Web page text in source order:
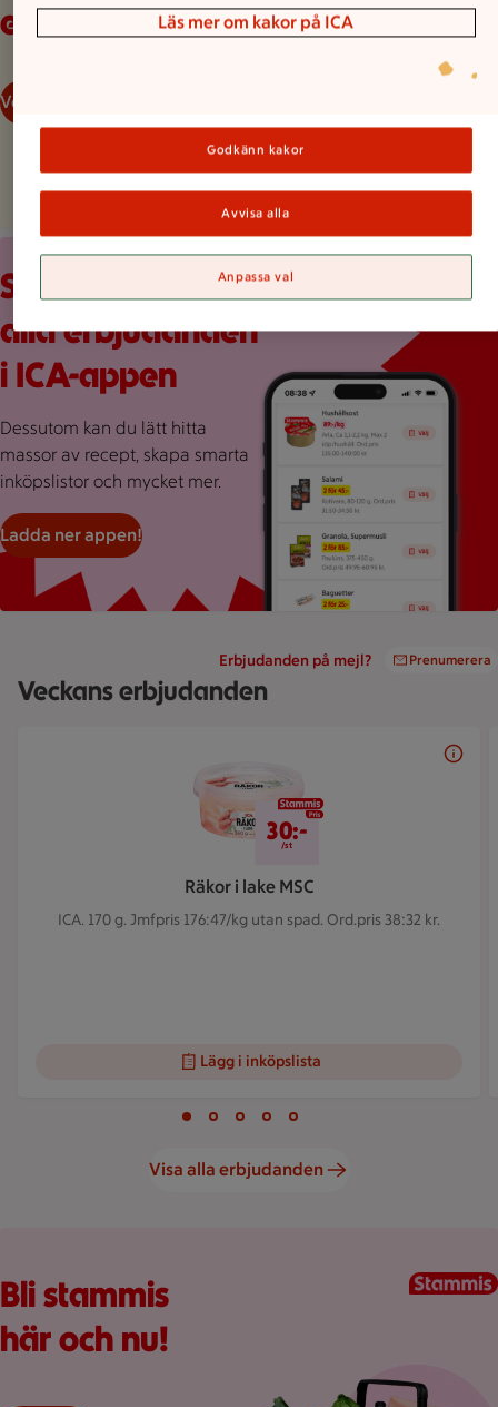
erbjudanden
Veckans reklamblad
Röd bakgrund med stor rosa splash, en mobilskärmvy som
Scrolla veckans
alla erbjudanden
i ICA-appen
Dessutom kan du lätt hitta
massor av recept, skapa smarta
inköpslistor och mycket mer.
Ladda ner appen!
Erbjudanden på mejl? Prenumerera
Veckans erbjudanden
Räkor i lake MSC
ICA. 170 g. Jmfpris 176:47/kg utan spad. Ord.pris 38:32 kr.
30 kr/st
30:-
/st
Lägg i inköpslista
Bild 1 av 5
Bild 2 av 5
Bild 3 av 5Bild 4 av 5
Visa alla erbjudanden
Bli stammis
här och nu!
Läs mer om kakor på ICA
Godkänn kakor
Avvisa alla
Anpassa val